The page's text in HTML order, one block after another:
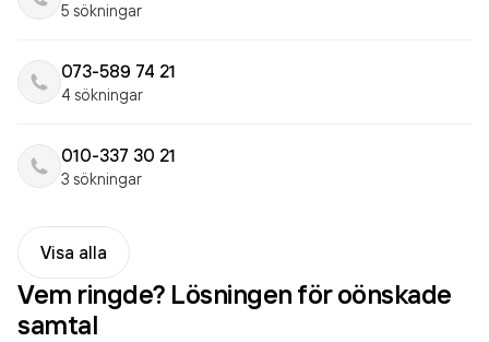
5 sökningar
073-589 74 21
4 sökningar
010-337 30 21
3 sökningar
Visa alla
Vem ringde? Lösningen för oönskade
samtal